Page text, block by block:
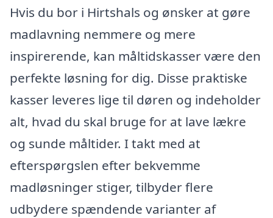
Hvis du bor i Hirtshals og ønsker at gøre
madlavning nemmere og mere
inspirerende, kan måltidskasser være den
perfekte løsning for dig. Disse praktiske
kasser leveres lige til døren og indeholder
alt, hvad du skal bruge for at lave lækre
og sunde måltider. I takt med at
efterspørgslen efter bekvemme
madløsninger stiger, tilbyder flere
udbydere spændende varianter af